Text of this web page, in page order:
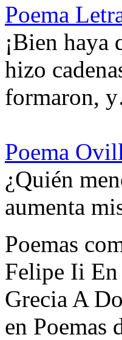
Poema
¡Bien haya
hizo
formaron,
Poema
¿Quién
aumenta
Poemas
Felipe Ii
Grecia A
en Poemas